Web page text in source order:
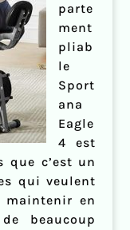
parte
ment
pliab
le
Sport
ana
Eagle
4 est
c’est un
qui veulent
en
beaucoup